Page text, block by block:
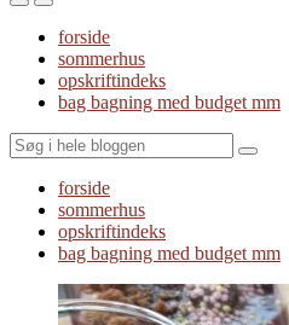
Toggle
mobile
menu
Toggle
the
search
field
forside
sommerhus
opskriftindeks
bag bagning med budget mm
Search
forside
sommerhus
opskriftindeks
bag bagning med budget mm